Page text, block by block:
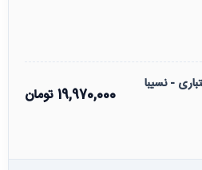
- نسیبا
19,970,000تومان